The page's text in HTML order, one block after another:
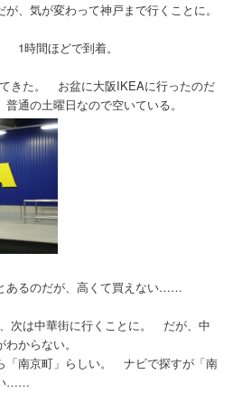
、気が変わって神戸まで行くことに。
1時間ほどで到着。
きた。 お盆に大阪IKEAに行ったのだ
の土曜日なので空いている。
あるのだが、高くて買えない……
次は中華街に行くことに。 だが、中
からない。
「南京町」らしい。 ナビで探すが「南
……